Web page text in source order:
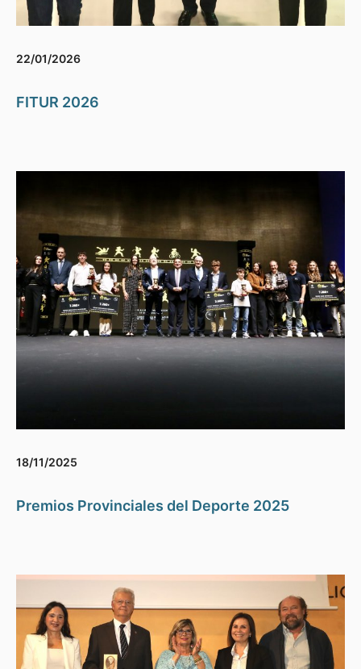
22/01/2026
FITUR 2026
18/11/2025
Premios Provinciales del Deporte 2025